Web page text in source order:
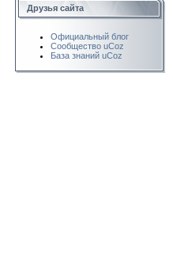
Друзья сайта
Официальный блог
Сообщество uCoz
База знаний uCoz